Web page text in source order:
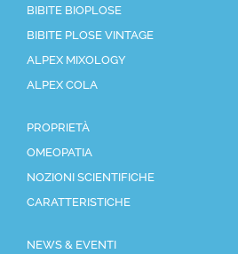
BIBITE BIOPLOSE
BIBITE PLOSE VINTAGE
ALPEX MIXOLOGY
ALPEX COLA
PROPRIETÀ
OMEOPATIA
NOZIONI SCIENTIFICHE
CARATTERISTICHE
NEWS & EVENTI